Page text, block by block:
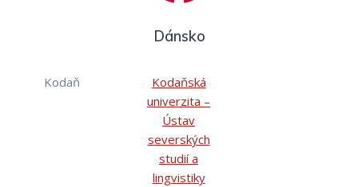
Dánsko
Kodaň
Kodaňská
univerzita –
Ústav
severských
studií a
lingvistiky